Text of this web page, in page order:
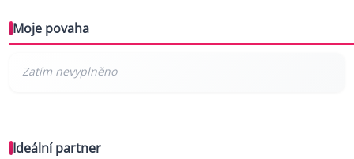
Moje povaha
Ideální partner